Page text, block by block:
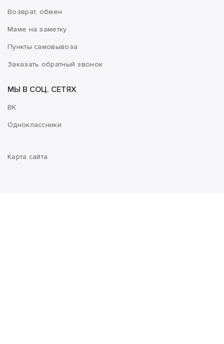
Возврат, обмен
Маме на заметку
Пункты самовывоза
Заказать обратный звонок
МЫ В СОЦ. СЕТЯХ
ВК
Одноклассники
Карта сайта